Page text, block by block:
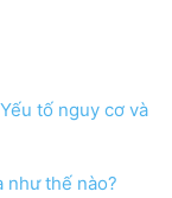
tố nguy cơ và
như thế nào?